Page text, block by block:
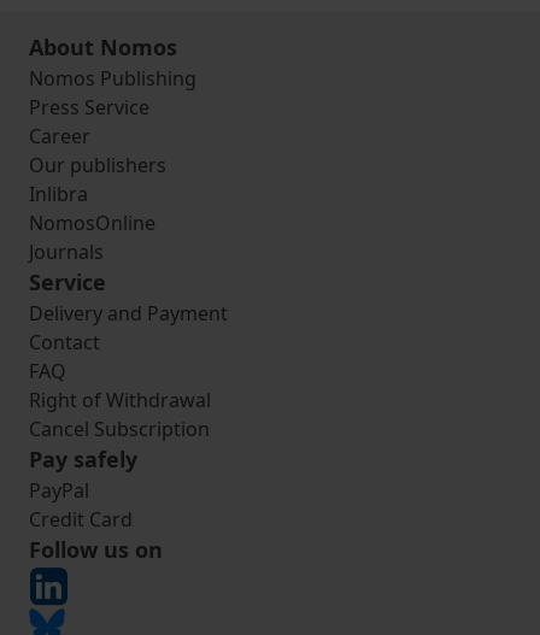
About Nomos
Nomos Publishing
Press Service
Career
Our publishers
Inlibra
NomosOnline
Journals
Service
Delivery and Payment
Contact
FAQ
Right of Withdrawal
Cancel Subscription
Pay safely
PayPal
Credit Card
Follow us on